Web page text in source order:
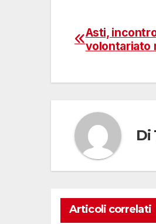
Asti,
volontariato
Di
Articoli correlati